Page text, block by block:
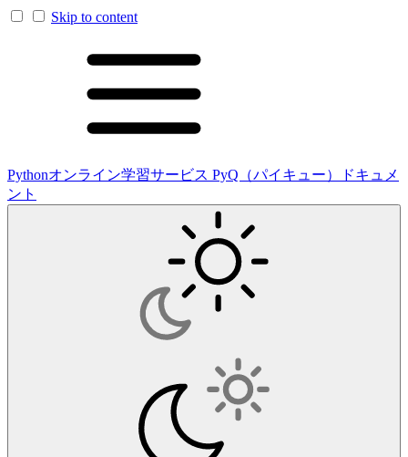
Skip to content
Pythonオンライン学習サービス PyQ（パイキュー）ドキュメ
ント